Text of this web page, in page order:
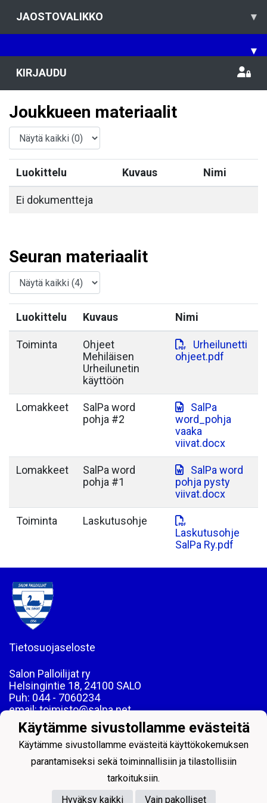
JAOSTOVALIKKO ▾
▾
KIRJAUDU
Joukkueen materiaalit
Luokittelu Kuvaus Nimi
Ei dokumentteja
Seuran materiaalit
Luokittelu Kuvaus Nimi
Toiminta
Ohjeet
Mehiläisen
Urheilunetin
käyttöön
Urheilunetti
ohjeet.pdf
Lomakkeet
SalPa word
pohja #2
SalPa
word_pohja
vaaka
viivat.docx
Lomakkeet
SalPa word
pohja #1
SalPa word
pohja pysty
viivat.docx
Toiminta
Laskutusohje
Laskutusohje
SalPa Ry.pdf
Tietosuojaseloste
Salon Palloilijat ry
Helsingintie 18, 24100 SALO
Puh: 044 - 7060234
email: toimisto@salpa.net
LY 0139538-2
Käytämme sivustollamme evästeitä
Käytämme sivustollamme evästeitä käyttökokemuksen
parantamiseksi sekä toiminnallisiin ja tilastollisiin
tarkoituksiin.
Hyväksy kaikki
Vain pakolliset